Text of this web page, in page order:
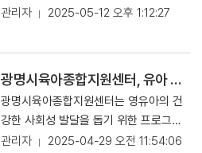
육관에서 진행되는 '빛나는 광명, 꿈을
했다고 9일 밝혔다. 이번 행사는 환경을
‘일회용품 사용 줄이기, 내가 만든 쓰레
기 내가 되가져가기’등 환경친화적 실천
을 강조하여 광명시육아종합지원센터에
서도 리사이클링의 재료의 만들기 부스
관리자 2025-05-12 오후 1:12:27
광명시육아종합지원센터, 유아 사회성 증진프로그램 '오순도순' 1기 마무리
광명시육아종합지원센터는 영유아의 건
강한 사회성 발달을 돕기 위한 프로그램
'오순도순' 1기를 지난 3월부터 4월까지
관리자 2025-04-29 오전 11:54:06